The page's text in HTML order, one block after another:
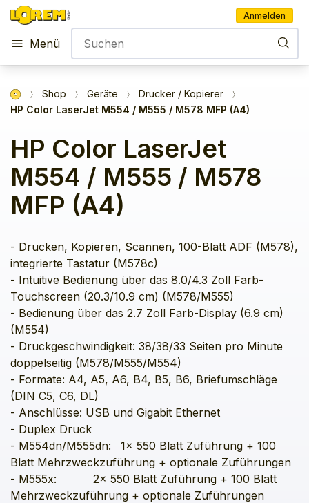
Anmelden
Menü
Shop Geräte
Drucker / Kopierer
HP Color LaserJet M554 / M555 / M578 MFP (A4)
HP Color LaserJet
M554 / M555 / M578
MFP (A4)
- Drucken, Kopieren, Scannen, 100-Blatt ADF (M578),
integrierte Tastatur (M578c)
- Intuitive Bedienung über das 8.0/4.3 Zoll Farb-
Touchscreen (20.3/10.9 cm) (M578/M555)
- Bedienung über das 2.7 Zoll Farb-Display (6.9 cm)
(M554)
- Druckgeschwindigkeit: 38/38/33 Seiten pro Minute
doppelseitig (M578/M555/M554)
- Formate: A4, A5, A6, B4, B5, B6, Briefumschläge
(DIN C5, C6, DL)
- Anschlüsse: USB und Gigabit Ethernet
- Duplex Druck
- M554dn/M555dn:	1x 550 Blatt Zuführung + 100
Blatt Mehrzweckzuführung + optionale Zuführungen
- M555x:		2x 550 Blatt Zuführung + 100 Blatt
Mehrzweckzuführung + optionale Zuführungen